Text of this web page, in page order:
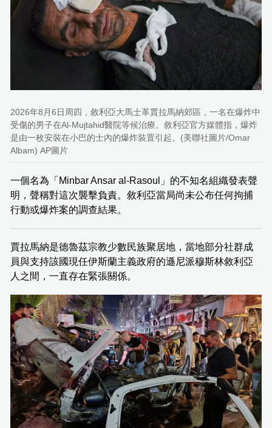
2026年8月6日周四，敘利亞大馬士革賈拉馬納郊區，一名在爆炸中
受傷的男子在Al-Mujtahid醫院等候治療。敘利亞官方媒體指，爆炸
是由一枚安裝在小巴的士內的爆炸裝置引起。(美聯社圖片/Omar
Albam) AP圖片
一個名為「Minbar Ansar al-Rasoul」的不知名組織發表聲
明，聲稱對這次襲擊負責。敘利亞當局尚未公布任何拘捕
行動或爆炸案的調查結果。
賈拉馬納是德魯茲宗教少數民族聚居地，當地部分社群成
員與支持該國現任伊斯蘭主義政府的遜尼派穆斯林敘利亞
人之間，一直存在緊張關係。